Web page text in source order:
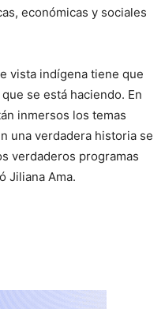
económicas y sociales
vista indígena tiene que
se está haciendo. En
inmersos los temas
una verdadera historia se
verdaderos programas
Jiliana Ama.